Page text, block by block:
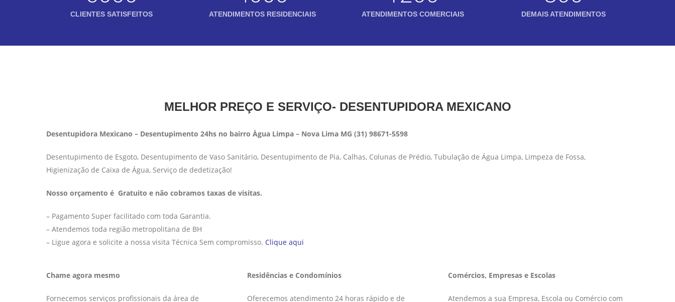
CLIENTES SATISFEITOS ATENDIMENTOS RESIDENCIAIS ATENDIMENTOS COMERCIAIS DEMAIS ATENDIMENTOS
MELHOR PREÇO E SERVIÇO- DESENTUPIDORA MEXICANO
Desentupidora Mexicano – Desentupimento 24hs no bairro Àgua Limpa – Nova Lima MG (31) 98671-5598
Desentupimento de Esgoto, Desentupimento de Vaso Sanitário, Desentupimento de Pia, Calhas, Colunas de Prédio, Tubulação de Água Limpa, Limpeza de Fossa,
Higienização de Caixa de Água, Serviço de dedetização!
Nosso orçamento é Gratuito e não cobramos taxas de visitas.
– Pagamento Super facilitado com toda Garantia.
– Atendemos toda região metropolitana de BH
– Ligue agora e solicite a nossa visita Técnica Sem compromisso. Clique aqui
Chame agora mesmo
Fornecemos serviços profissionais da área de
Residências e Condomínios
Oferecemos atendimento 24 horas rápido e de
Comércios, Empresas e Escolas
Atendemos a sua Empresa, Escola ou Comércio com